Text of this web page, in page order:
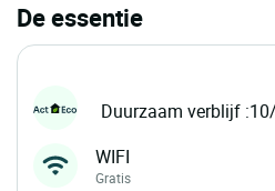
De essentie
Duurzaam verblijf
WIFI
Gratis